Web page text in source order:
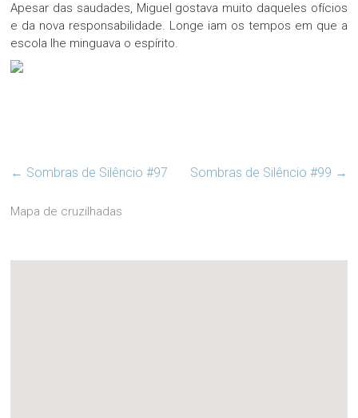
Apesar das saudades, Miguel gostava muito daqueles ofícios
e da nova responsabilidade. Longe iam os tempos em que a
escola lhe minguava o espírito.
← Sombras de Silêncio #97 Sombras de Silêncio #99 →
Mapa de cruzilhadas